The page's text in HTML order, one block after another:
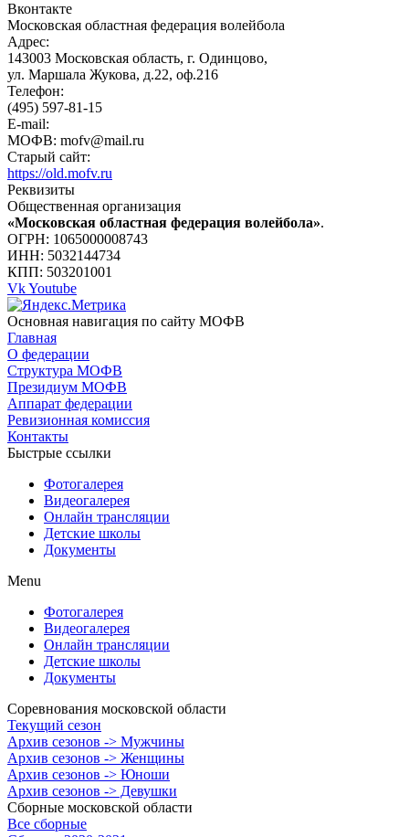
Вконтакте
Московская областная федерация волейбола
Адрес:
143003 Московская область, г. Одинцово,
ул. Маршала Жукова, д.22, оф.216
Телефон:
(495) 597-81-15
E-mail:
МОФВ: mofv@mail.ru
Старый сайт:
https://old.mofv.ru
Реквизиты
Общественная организация
«Московская областная федерация волейбола».
ОГРН: 1065000008743
ИНН: 5032144734
КПП: 503201001
VkYoutube
Основная навигация по сайту МОФВ
Главная
О федерации
Структура МОФВ
Президиум МОФВ
Аппарат федерации
Ревизионная комиссия
Контакты
Быстрые ссылки
Фотогалерея
Видеогалерея
Онлайн трансляции
Детские школы
Документы
Menu
Фотогалерея
Видеогалерея
Онлайн трансляции
Детские школы
Документы
Соревнования московской области
Текущий сезон
Архив сезонов -> Мужчины
Архив сезонов -> Женщины
Архив сезонов -> Юноши
Архив сезонов -> Девушки
Сборные московской области
Все сборные